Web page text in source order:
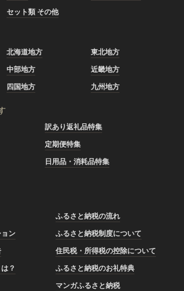
セット類 その他
北海道地方
東北地方
中部地方
近畿地方
四国地方 九州地方
訳あり返礼品特集
定期便特集
日用品・消耗品特集
ふるさと納税の流れ
ン
ふるさと納税制度について
住民税・所得税の控除について
？
ふるさと納税のお礼特典
マンガふるさと納税